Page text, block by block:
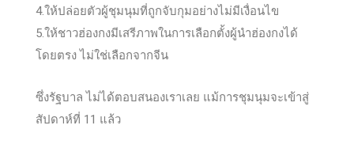
4.ให้ปล่อยตัวผู้ชุมนุมที่ถูกจับกุมอย่างไม่มีเงื่อนไข
5.ให้ชาวฮ่องกงมีเสรีภาพในการเลือกตั้งผู้นำฮ่องกงได้
โดยตรง ไม่ใช่เลือกจากจีน
ซึ่งรัฐบาล ไม่ได้ตอบสนองเราเลย แม้การชุมนุมจะเข้าสู่
สัปดาห์ที่ 11 แล้ว